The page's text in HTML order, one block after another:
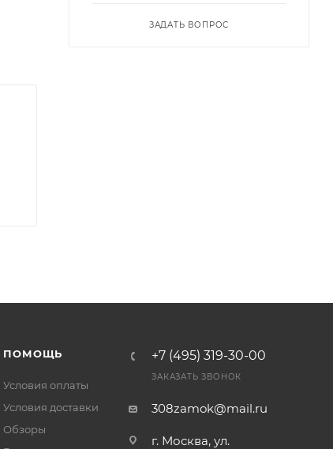
ЗАДАТЬ ВОПРОС
ПОМОЩЬ
Условия оплаты
Условия доставки
Обзоры
+7 (495) 319-30-00
ЗАКАЗАТЬ ЗВОНОК
308zamok@mail.ru
г. Москва, ул.